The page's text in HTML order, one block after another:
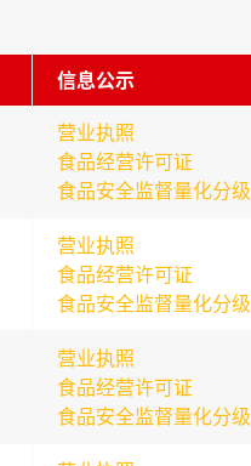
信息公示
营业执照
食品经营许可证
食品安全监督量化分级
营业执照
食品经营许可证
食品安全监督量化分级
营业执照
食品经营许可证
食品安全监督量化分级